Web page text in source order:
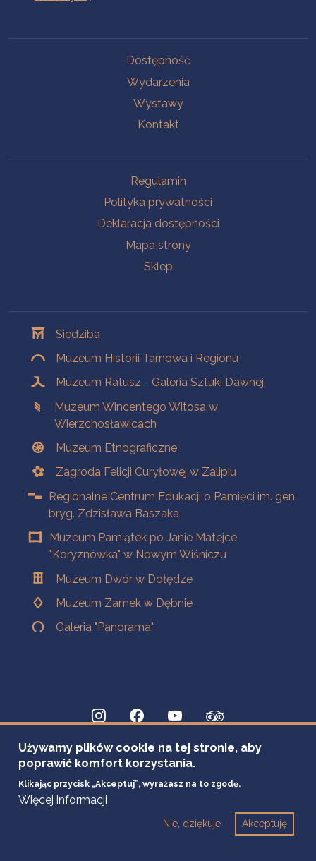
Dostępność
Wydarzenia
Wystawy
Kontakt
Regulamin
Polityka prywatności
Deklaracja dostępności
Mapa strony
Sklep
Siedziba
Muzeum Historii Tarnowa i Regionu
Muzeum Ratusz - Galeria Sztuki Dawnej
Muzeum Wincentego Witosa w
Wierzchosławicach
Muzeum Etnograficzne
Zagroda Felicji Curyłowej w Zalipiu
Regionalne Centrum Edukacji o Pamięci im. gen.
bryg. Zdzisława Baszaka
Muzeum Pamiątek po Janie Matejce
"Koryznówka" w Nowym Wiśniczu
Muzeum Dwór w Dołędze
Muzeum Zamek w Dębnie
Galeria "Panorama"
Używamy plików cookie na tej stronie, aby
poprawić komfort korzystania.
Klikając przycisk „Akceptuj”, wyrażasz na to zgodę.
Więcej informacji
Akceptuję
Nie, dziękuje